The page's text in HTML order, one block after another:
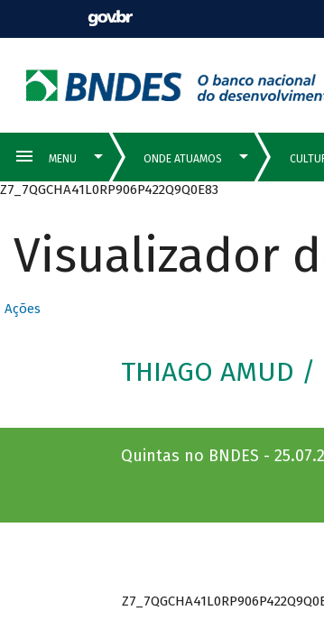
Z7_7QGCHA41L0RP906P422Q9Q0E83
Visualizador
Ações
THIAGO AMUD /
Quintas no BNDES -